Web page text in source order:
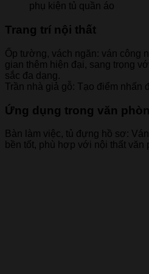
phụ kiện tủ quần áo
Trang trí nội thất
Ốp tường, vách ngăn: ván công
gian thêm hiện đại, sang trọng
sắc đa dạng.
Trần nhà giả gỗ: Tạo điểm nhấn
Ứng dụng trong văn
Bàn làm việc, tủ đựng hồ sơ:
bền tốt, phù hợp với nội thất văn